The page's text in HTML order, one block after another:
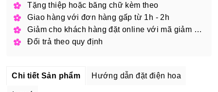
Tặng thiệp hoặc băng chữ kèm theo
Giao hàng với đơn hàng gấp từ 1h - 2h
Giảm cho khách hàng đặt online với mã giảm giá
Đổi trả theo quy định
Chi tiết Sản phẩm Hướng dẫn đặt điện hoa